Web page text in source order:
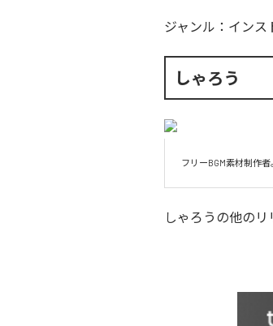
ジャンル： インス
しゃろう
フリーBGM素材制作者
しゃろう の他のリ